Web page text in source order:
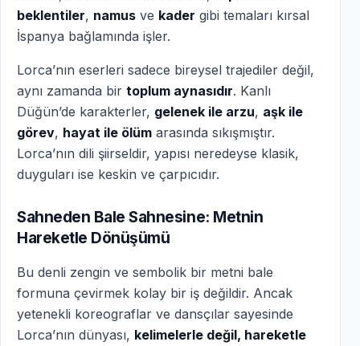
beklentiler, namus ve kader gibi temaları kırsal
İspanya bağlamında işler.
Lorca’nın eserleri sadece bireysel trajediler değil,
aynı zamanda bir toplum aynasıdır. Kanlı
Düğün’de karakterler, gelenek ile arzu, aşk ile
görev, hayat ile ölüm arasında sıkışmıştır.
Lorca’nın dili şiirseldir, yapısı neredeyse klasik,
duyguları ise keskin ve çarpıcıdır.
Sahneden Bale Sahnesine: Metnin
Hareketle Dönüşümü
Bu denli zengin ve sembolik bir metni bale
formuna çevirmek kolay bir iş değildir. Ancak
yetenekli koreograflar ve dansçılar sayesinde
Lorca’nın dünyası, kelimelerle değil, hareketle